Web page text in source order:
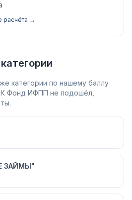
расчёта →
категории по нашему баллу
Фонд ИФПП не подошёл,
ЗАЙМЫ"